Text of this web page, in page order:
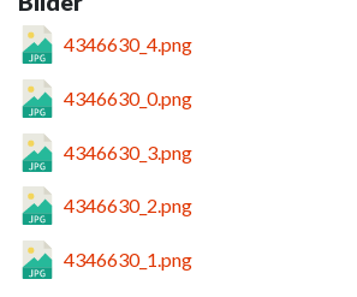
4346630_4.png
4346630_0.png
4346630_3.png
4346630_2.png
4346630_1.png